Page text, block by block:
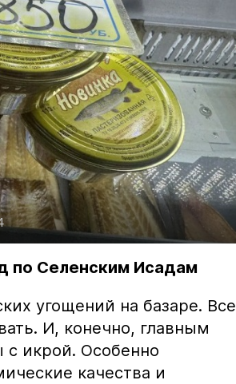
по Селенским Исадам
угощений на базаре. Все
И, конечно, главным
с икрой. Особенно
качества и